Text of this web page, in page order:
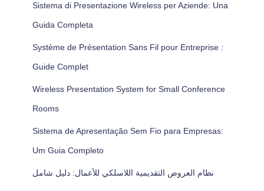
Sistema di Presentazione Wireless per Aziende: Una
Guida Completa
Système de Présentation Sans Fil pour Entreprise :
Guide Complet
Wireless Presentation System for Small Conference
Rooms
Sistema de Apresentação Sem Fio para Empresas:
Um Guia Completo
نظام العروض التقديمية اللاسلكي للأعمال: دليل شامل